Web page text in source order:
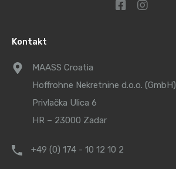
Kontakt
MAASS Croatia
Hoffrohne Nekretnine d.o.o. (GmbH)
Privlačka Ulica 6
HR – 23000 Zadar
+49 (0) 174 - 10 12 10 2